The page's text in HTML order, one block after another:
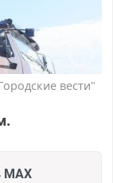
вести"
MAX